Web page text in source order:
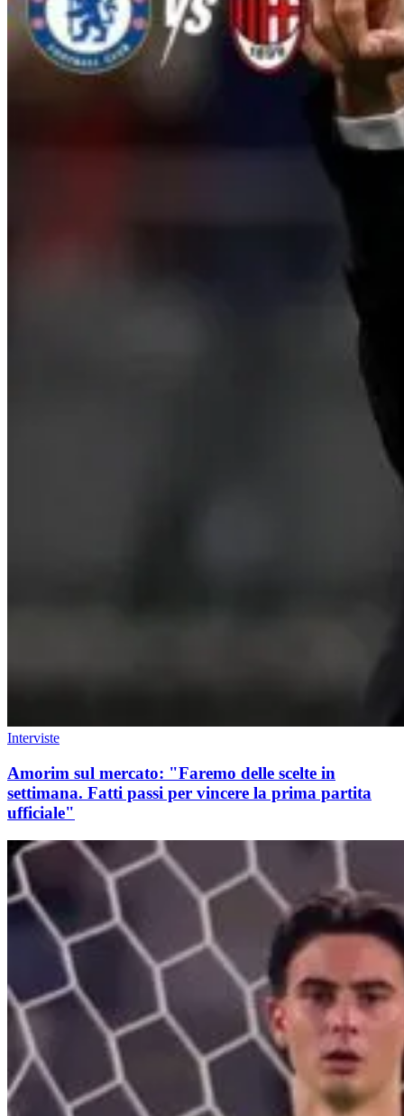
Interviste
Amorim sul mercato: "Faremo delle scelte in
settimana. Fatti passi per vincere la prima partita
ufficiale"